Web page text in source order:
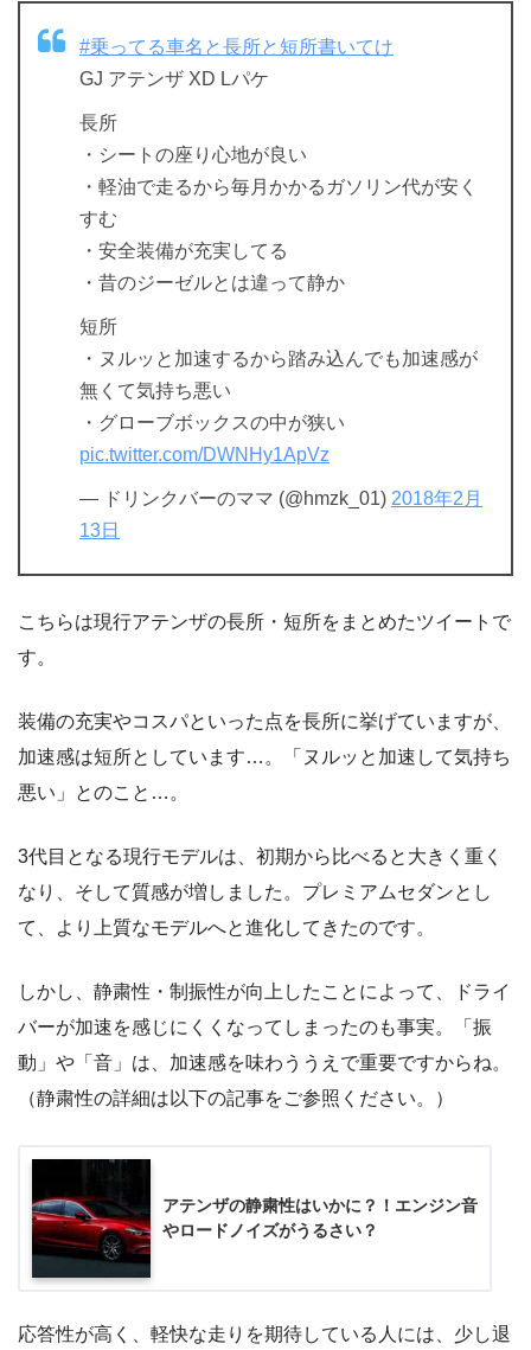
#乗ってる車名と長所と短所書いてけ
GJ アテンザ XD Lパケ
長所
・シートの座り心地が良い
・軽油で走るから毎月かかるガソリン代が安く
すむ
・安全装備が充実してる
・昔のジーゼルとは違って静か
短所
・ヌルッと加速するから踏み込んでも加速感が
無くて気持ち悪い
・グローブボックスの中が狭い
pic.twitter.com/DWNHy1ApVz
— ドリンクバーのママ (@hmzk_01) 2018年2月
13日
こちらは現行アテンザの長所・短所をまとめたツイートで
す。
装備の充実やコスパといった点を長所に挙げていますが、
加速感は短所としています…。「ヌルッと加速して気持ち
悪い」とのこと…。
3代目となる現行モデルは、初期から比べると大きく重く
なり、そして質感が増しました。プレミアムセダンとし
て、より上質なモデルへと進化してきたのです。
しかし、静粛性・制振性が向上したことによって、ドライ
バーが加速を感じにくくなってしまったのも事実。「振
動」や「音」は、加速感を味わううえで重要ですからね。
（静粛性の詳細は以下の記事をご参照ください。）
アテンザの静粛性はいかに？！エンジン音
やロードノイズがうるさい？
応答性が高く、軽快な走りを期待している人には、少し退